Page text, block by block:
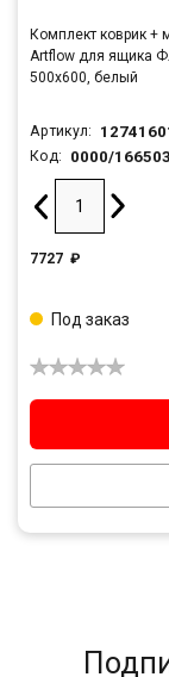
Комплект коврик +
Artflow для ящика
500x600, белый
Артикул:
Код: 0000/166503
7727 ₽
Под заказ